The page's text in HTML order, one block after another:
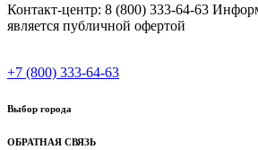
Контакт-центр: 8 (800) 333-64-63
является публичной офертой
+7 (800) 333-64-63
Выбор города
ОБРАТНАЯ СВЯЗЬ